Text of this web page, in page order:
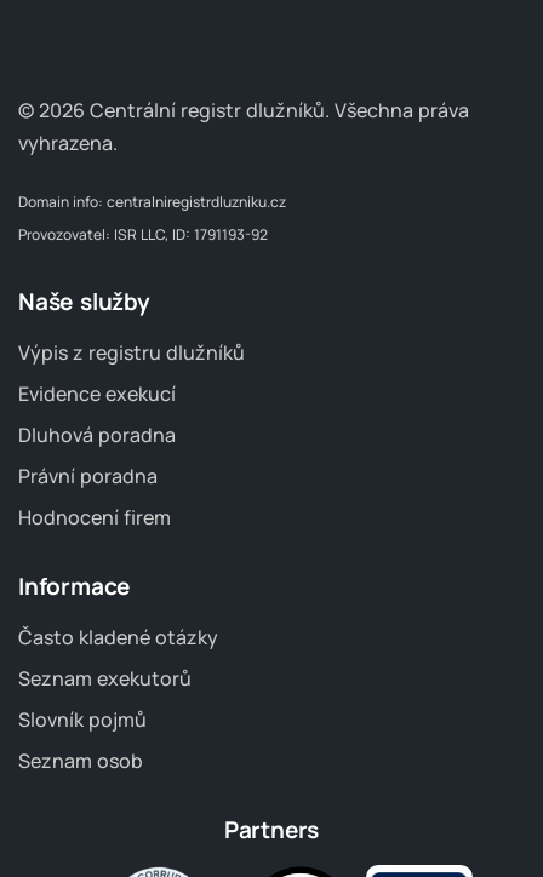
© 2026 Centrální registr dlužníků. Všechna práva
vyhrazena.
Domain info: centralniregistrdluzniku.cz
Provozovatel: ISR LLC, ID: 1791193-92
Naše služby
Výpis z registru dlužníků
Evidence exekucí
Dluhová poradna
Právní poradna
Hodnocení firem
Informace
Často kladené otázky
Seznam exekutorů
Slovník pojmů
Seznam osob
Partners